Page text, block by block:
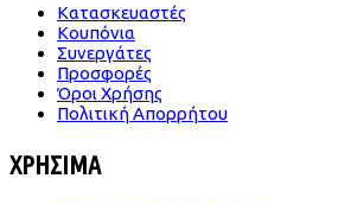
Κατασκευαστές
Κουπόνια
Συνεργάτες
Προσφορές
Όροι Χρήσης
Πολιτική Απορρήτου
ΧΡΗΣΙΜΑ